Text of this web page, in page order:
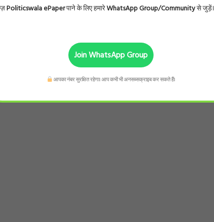
Politicswala ePaperपाने के लिए हमारेWhatsApp Group/Communityसे जुड़ें।
Join WhatsApp Group
आपका नंबर सुरक्षित रहेगा। आप कभी भी अनसब्सक्राइब कर सकते हैं।